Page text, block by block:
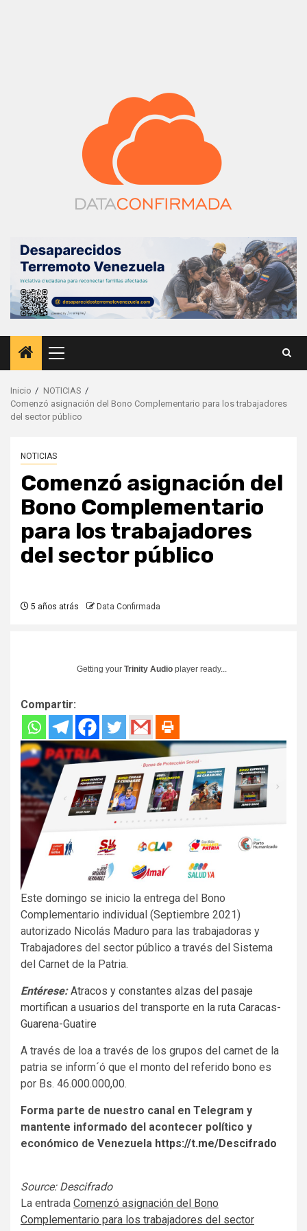
Menú
principal
Inicio
NOTICIAS
Comenzó asignación del Bono Complementario para los trabajadores
del sector público
NOTICIAS
Comenzó asignación del
Bono Complementario
para los trabajadores
del sector público
5 años atrás Data Confirmada
Getting your Trinity Audio player ready...
Compartir:
Este domingo se inicio la entrega del Bono
Complementario individual (Septiembre 2021)
autorizado Nicolás Maduro para las trabajadoras y
Trabajadores del sector público a través del Sistema
del Carnet de la Patria.
Entérese:Atracos y constantes alzas del pasaje
mortifican a usuarios del transporte en la ruta Caracas-
Guarena-Guatire
A través de loa a través de los grupos del carnet de la
patria se inform´ó que el monto del referido bono es
por Bs. 46.000.000,00.
Forma parte de nuestro canal en Telegram y
mantente informado del acontecer político y
económico de Venezuela https://t.me/Descifrado
Source: Descifrado
La entrada Comenzó asignación del Bono
Complementario para los trabajadores del sector